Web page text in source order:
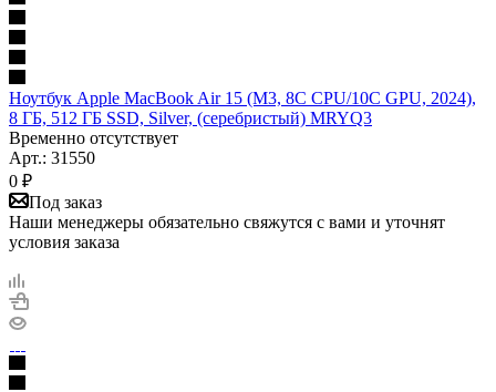
Ноутбук Apple MacBook Air 15 (M3, 8C CPU/10C GPU, 2024),
8 ГБ, 512 ГБ SSD, Silver, (серебристый) MRYQ3
Временно отсутствует
Арт.: 31550
0 ₽
Под заказ
Наши менеджеры обязательно свяжутся с вами и уточнят
условия заказа